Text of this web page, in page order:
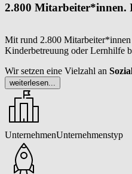
2.800 Mitarbeiter*innen.
Mit rund 2.800
Kinderbetreuung oder Lernhilfe
Wir setzen eine Vielzahl an
Aufgabengebiete
weiterlesen...
UnternehmenUnternehmenstyp